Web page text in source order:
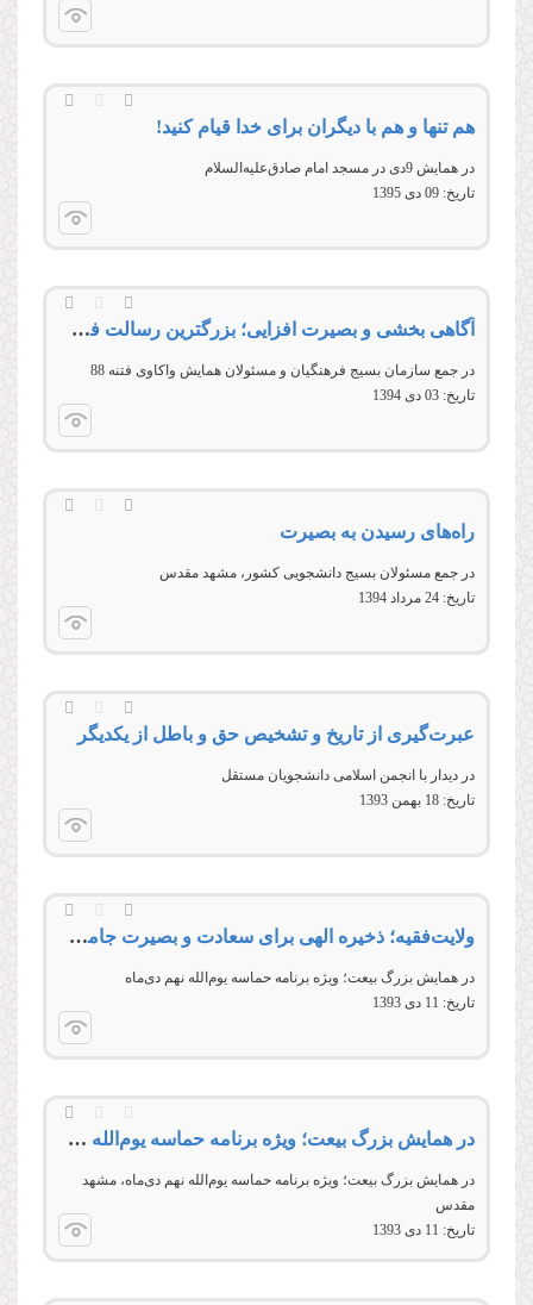
هم تنها و هم با دیگران برای خدا قیام کنید!
در همایش 9دی در مسجد امام صادق‌علیه‌السلام
تاریخ: 09 دى 1395
آگاهی بخشی و بصیرت افزایی؛ بزرگترین رسالت فرهنگیان
در جمع سازمان بسیج فرهنگیان و مسئولان همایش واکاوی فتنه 88
تاریخ: 03 دى 1394
راه‌های رسیدن به بصیرت
در جمع مسئولان بسيج دانشجويی کشور، مشهد مقدس
تاریخ: 24 مرداد 1394
عبرت‌گیری از تاریخ و تشخیص حق و باطل از یكدیگر
در ديدار با انجمن اسلامی دانشجويان مستقل
تاریخ: 18 بهمن 1393
ولایت‌فقیه؛ ذخیره الهی برای سعادت و بصیرت جامعه اسلامی
در همايش بزرگ بيعت؛ ويژه برنامه حماسه يوم‌الله نهم دی‌ماه
تاریخ: 11 دى 1393
در همایش بزرگ بیعت؛ ویژه برنامه حماسه یوم‌الله نهم دی‌ماه
در همايش بزرگ بيعت؛ ويژه برنامه حماسه يوم‌الله نهم دی‌ماه، مشهد
مقدس
تاریخ: 11 دى 1393